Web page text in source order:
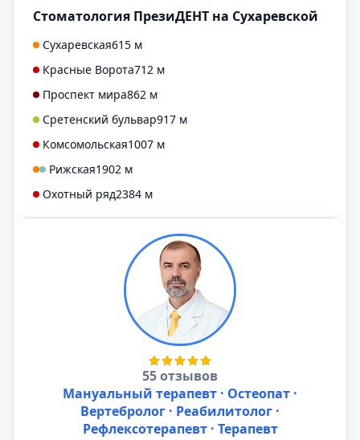
Стоматология ПрезиДЕНТ на Сухаревской
Сухаревская615 м
Красные Ворота712 м
Проспект мира862 м
Сретенский бульвар917 м
Комсомольская1007 м
Рижская1902 м
Охотный ряд2384 м
55 отзывов
Мануальный терапевт · Остеопат ·
Вертебролог · Реабилитолог ·
Рефлексотерапевт · Терапевт